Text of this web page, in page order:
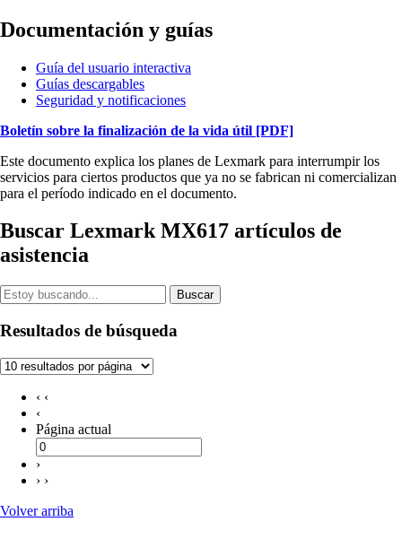
Documentación y guías
Guía del usuario interactiva
Guías descargables
Seguridad y notificaciones
Boletín sobre la finalización de la vida útil [PDF]
Este documento explica los planes de Lexmark para interrumpir los
servicios para ciertos productos que ya no se fabrican ni comercializan
para el período indicado en el documento.
Buscar Lexmark MX617 artículos de
asistencia
Buscar
Resultados de búsqueda
‹ ‹
‹
Página actual
›
› ›
Volver arriba